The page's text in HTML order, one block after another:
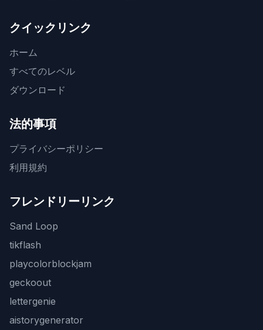
クイックリンク
ホーム
すべてのレベル
ダウンロード
法的事項
プライバシーポリシー
利用規約
フレンドリーリンク
Sand Loop
tikflash
playcolorblockjam
geckoout
lettergenie
aistorygenerator